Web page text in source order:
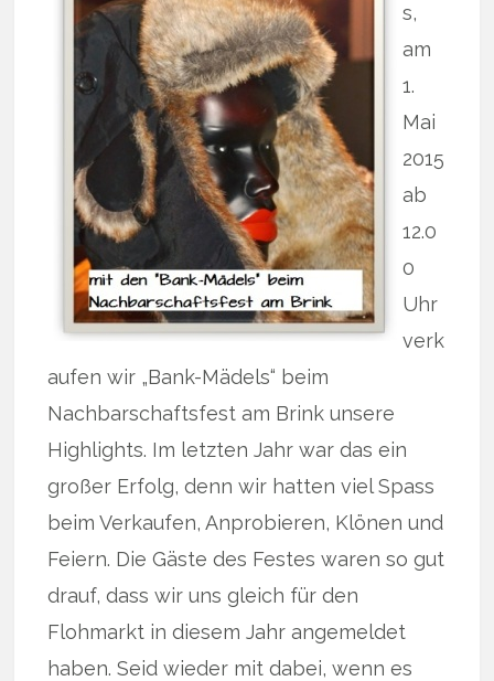
s,
am
1.
Mai
2015
ab
12.0
0
Uhr
verk
aufen wir „Bank-Mädels“ beim
Nachbarschaftsfest am Brink unsere
Highlights. Im letzten Jahr war das ein
großer Erfolg, denn wir hatten viel Spass
beim Verkaufen, Anprobieren, Klönen und
Feiern. Die Gäste des Festes waren so gut
drauf, dass wir uns gleich für den
Flohmarkt in diesem Jahr angemeldet
haben. Seid wieder mit dabei, wenn es